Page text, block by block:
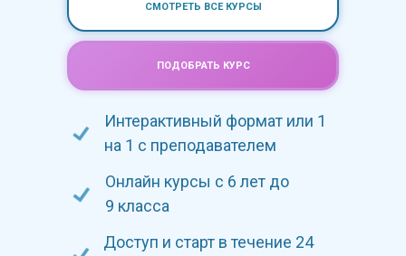
Онлайн курсы с 6 лет до
9 класса
Интерактивный формат или 1
на 1 с преподавателем
Доступ и старт в течение 24
ПОДОБРАТЬ КУРС
СМОТРЕТЬ ВСЕ КУРСЫ